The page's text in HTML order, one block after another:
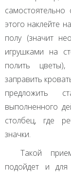
этого наклейте
полу (значит
игрушками на
полить
заправить
предложить
выполненного
столбец, где
значки.
Такой
подойдет и для